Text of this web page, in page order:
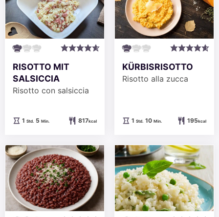
RISOTTO MIT
SALSICCIA
Risotto con salsiccia
1Stunde
Std. 5Minuten
Min. 817kcal
KÜRBISRISOTTO
Risotto alla zucca
1Stunde
Std. 10Minuten
Min. 195kcal